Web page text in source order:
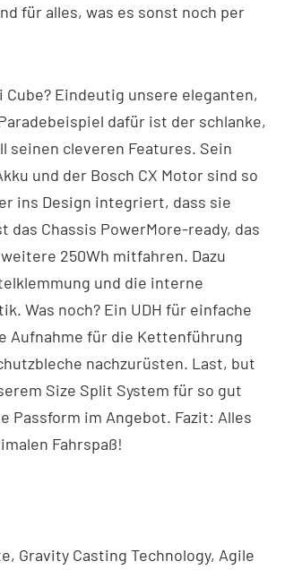
für alles, was es sonst noch per
Eindeutig unsere eleganten,
dafür ist der schlanke,
seinen cleveren Features. Sein
und der Bosch CX Motor sind so
ins Design integriert, dass sie
das Chassis PowerMore-ready, das
250Wh mitfahren. Dazu
und die interne
Was noch? Ein UDH für einfache
Aufnahme für die Kettenführung
nachzurüsten. Last, but
Size Split System für so gut
Passform im Angebot. Fazit: Alles
Fahrspaß!
Gravity Casting Technology, Agile